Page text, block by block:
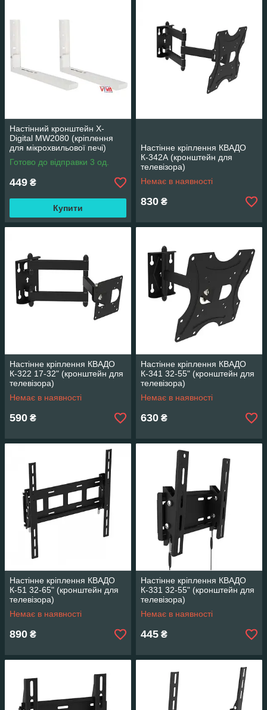
Настінний кронштейн X-
Digital MW2080 (кріплення
для мікрохвильової печі)
Білий
Готово до відправки 3 од.
449 ₴
Купити
Настінне кріплення КВАДО
К-342А (кронштейн для
телевізора)
Немає в наявності
830 ₴
Настінне кріплення КВАДО
К-322 17-32" (кронштейн для
телевізора)
Немає в наявності
590 ₴
Настінне кріплення КВАДО
К-341 32-55" (кронштейн для
телевізора)
Немає в наявності
630 ₴
Настінне кріплення КВАДО
К-51 32-65" (кронштейн для
телевізора)
Немає в наявності
890 ₴
Настінне кріплення КВАДО
К-331 32-55" (кронштейн для
телевізора)
Немає в наявності
445 ₴